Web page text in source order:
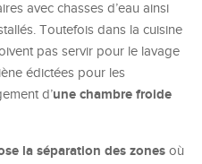
avec chasses d’eau ainsi
Toutefois dans la cuisine
pas servir pour le lavage
édictées pour les
d’une chambre froide
la séparation des zones où